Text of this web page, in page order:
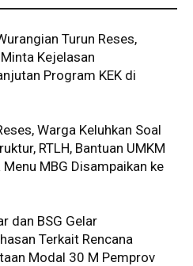
Turun Reses,
Kejelasan
Program KEK di
Warga Keluhkan Soal
RTLH, Bantuan UMKM
Menu MBG Disampaikan ke
dan BSG Gelar
Terkait Rencana
Modal 30 M Pemprov